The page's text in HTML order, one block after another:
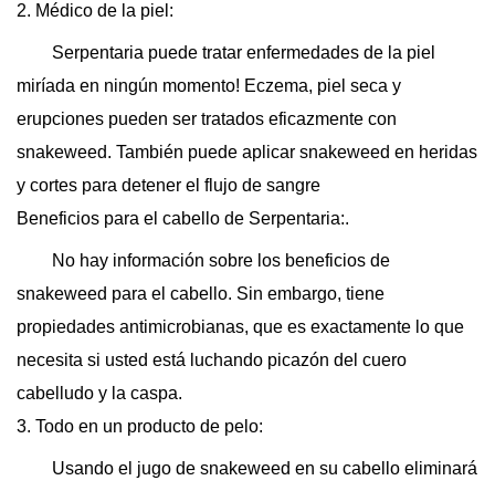
2. Médico de la piel:
Serpentaria puede tratar enfermedades de la piel
miríada en ningún momento! Eczema, piel seca y
erupciones pueden ser tratados eficazmente con
snakeweed. También puede aplicar snakeweed en heridas
y cortes para detener el flujo de sangre
Beneficios para el cabello de Serpentaria:.
No hay información sobre los beneficios de
snakeweed para el cabello. Sin embargo, tiene
propiedades antimicrobianas, que es exactamente lo que
necesita si usted está luchando picazón del cuero
cabelludo y la caspa.
3. Todo en un producto de pelo:
Usando el jugo de snakeweed en su cabello eliminará